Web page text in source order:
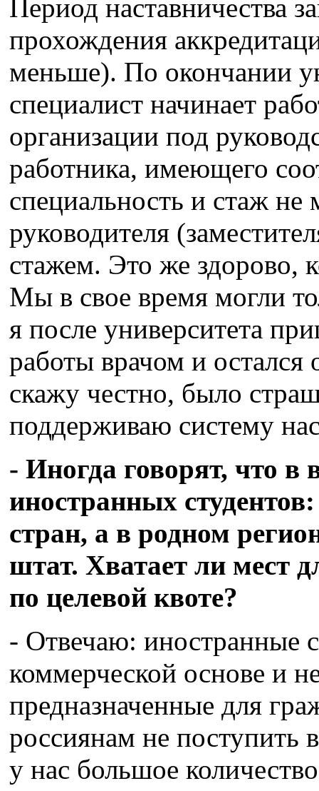
Период наставничества
прохождения
меньше). По окончании
специалист начинает
организации под
работника, имеющего
специальность и стаж не
руководителя
стажем. Это же здорово,
Мы в свое время могли
я после университета
работы врачом и
скажу честно, было
поддерживаю систему
- Иногда говорят, что в
иностранных
стран, а в родном
штат. Хватает ли мест
по целевой квоте?
- Отвечаю: иностранные
коммерческой основе и
предназначенные для
россиянам не поступить
у нас большое